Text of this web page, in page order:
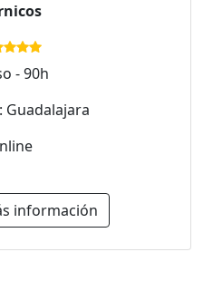
- 90h
Guadalajara
información